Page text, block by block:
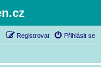
Přihlásit se
Registrovat